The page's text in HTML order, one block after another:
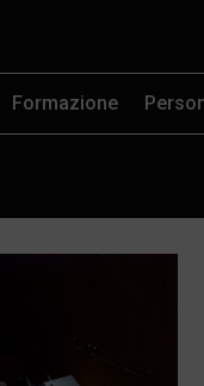
Formazione